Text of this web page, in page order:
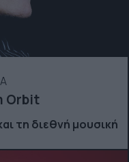
Orbit
τη διεθνή μουσική